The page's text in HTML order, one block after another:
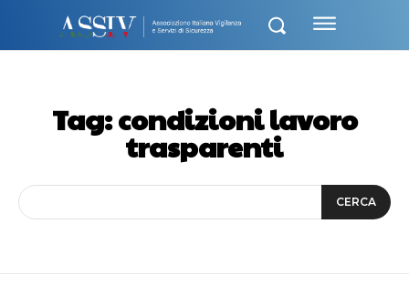
Tag:condizioni lavoro
trasparenti
CERCA